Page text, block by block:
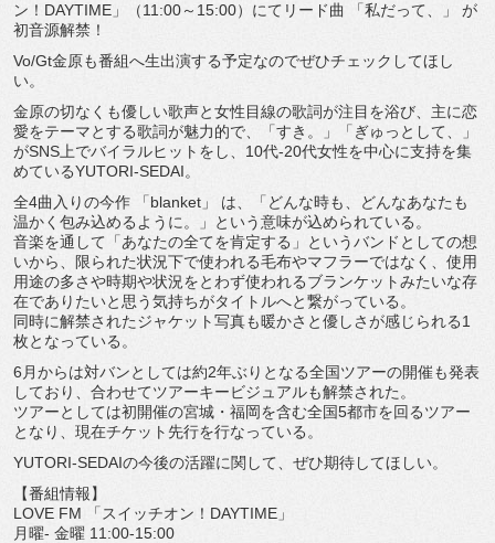
ン！DAYTIME」（11:00～15:00） にてリード曲 「私だって、」 が
初音源解禁！
Vo/Gt金原も番組へ生出演する予定なのでぜひチェックしてほし
い。
金原の切なくも優しい歌声と女性目線の歌詞が注目を浴び、 主に恋
愛をテーマとする歌詞が魅力的で、「すき。」「 ぎゅっとして、」
がSNS上でバイラルヒットをし、10代-20代女性を中心に支持を集
めているYUTORI-SEDAI。
全4曲入りの今作 「blanket」 は、「どんな時も、どんなあなたも
温かく包み込めるように。」
という意味が込められている。
音楽を通して「あなたの全てを肯定する」
というバンドとしての想
いから、
限られた状況下で使われる毛布やマフラーではなく、 使用
用途の多さや時期や状況をとわず使われるブランケットみたいな存
在でありたいと思う気持ちがタイトルへと繋がっている。
同時に解禁されたジャケット写真も暖かさと優しさが感じられる1
枚となっている。
6月からは対バンとしては約2年ぶりとなる全国ツアーの開催も発表
しており、合わせてツアーキービジュアルも解禁された。
ツアーとしては初開催の宮城・ 福岡を含む全国5都市を回るツアー
となり、 現在チケット先行を行なっている。
YUTORI-SEDAIの今後の活躍に関して、 ぜひ期待してほしい。
【番組情報】
LOVE FM 「スイッチオン！DAYTIME」
月曜- 金曜 11:00-15:00